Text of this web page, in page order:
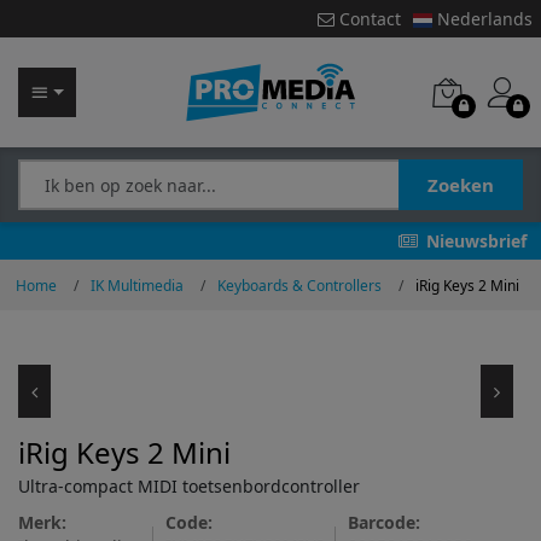
Contact Nederlands
Zoeken
Nieuwsbrief
Home IK Multimedia Keyboards & Controllers iRig Keys 2 Mini
iRig Keys 2 Mini
Ultra-compact MIDI toetsenbordcontroller
Merk:
Code:
Barcode: